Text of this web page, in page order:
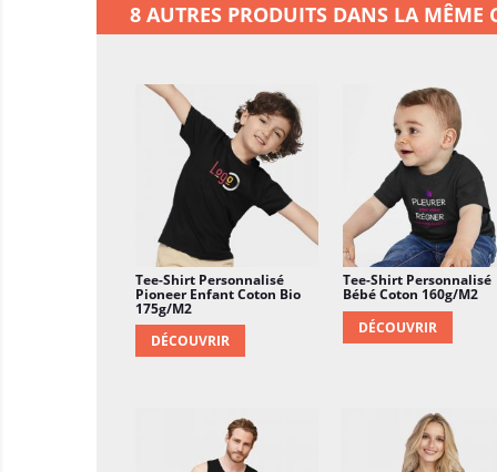
8 AUTRES PRODUITS DANS LA MÊME
Tee-Shirt Personnalisé
Pioneer Enfant Coton Bio
175g/m2
DÉCOUVRIR
Tee-Shirt Personnalisé
Bébé Coton 160g/m2
DÉCOUVRIR